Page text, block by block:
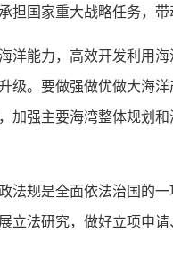
担国家重大战略任务，
洋能力，高效开发利用
级。要做强做优做大海
加强主要海湾整体规划
法规是全面依法治国的
立法研究，做好立项申